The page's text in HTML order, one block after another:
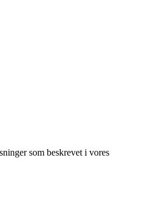
som beskrevet i vores